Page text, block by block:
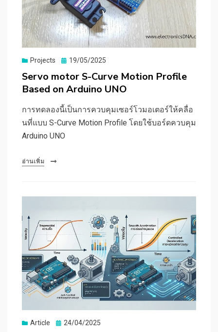
Projects
Posted
19/05/2025
Servo motor S-Curve Motion Profile
Based on Arduino UNO
การทดลองนี้เป็นการควบคุมเซอร์โวมอเตอร์ให้คลื่อ
นที่แบบ S-Curve Motion Profile โดยใช้บอร์ดควบคุม
Arduino UNO
อ่านเพิ่ม
Article
Posted
24/04/2025